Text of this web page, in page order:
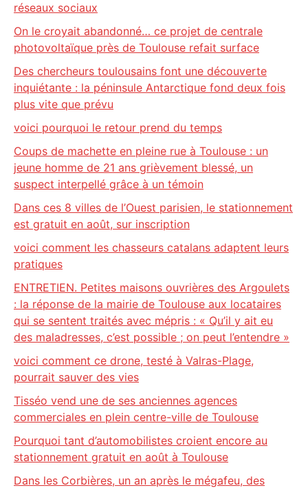
réseaux sociaux
On le croyait abandonné… ce projet de centrale
photovoltaïque près de Toulouse refait surface
Des chercheurs toulousains font une découverte
inquiétante : la péninsule Antarctique fond deux fois
plus vite que prévu
voici pourquoi le retour prend du temps
Coups de machette en pleine rue à Toulouse : un
jeune homme de 21 ans grièvement blessé, un
suspect interpellé grâce à un témoin
Dans ces 8 villes de l’Ouest parisien, le stationnement
est gratuit en août, sur inscription
voici comment les chasseurs catalans adaptent leurs
pratiques
ENTRETIEN. Petites maisons ouvrières des Argoulets
: la réponse de la mairie de Toulouse aux locataires
qui se sentent traités avec mépris : « Qu’il y ait eu
des maladresses, c’est possible ; on peut l’entendre »
voici comment ce drone, testé à Valras-Plage,
pourrait sauver des vies
Tisséo vend une de ses anciennes agences
commerciales en plein centre-ville de Toulouse
Pourquoi tant d’automobilistes croient encore au
stationnement gratuit en août à Toulouse
Dans les Corbières, un an après le mégafeu, des